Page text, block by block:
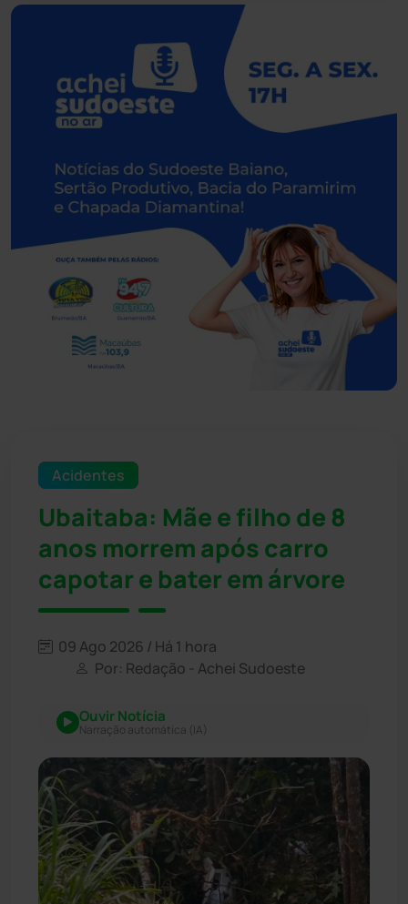
Acidentes
Ubaitaba: Mãe e filho de 8
anos morrem após carro
capotar e bater em árvore
09 Ago 2026 / Há 1 hora
Por: Redação - Achei Sudoeste
Ouvir Notícia
Narração automática (IA)